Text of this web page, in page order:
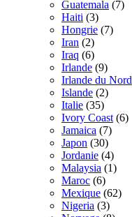
Guatemala (7)
Haiti (3)
Hongrie (7)
Iran (2)
Iraq (6)
Irlande (9)
Irlande du Nord
Islande (2)
Italie (35)
Ivory Coast (6)
Jamaica (7)
Japon (30)
Jordanie (4)
Malaysia (1)
Maroc (6)
Mexique (62)
Nigeria (3)